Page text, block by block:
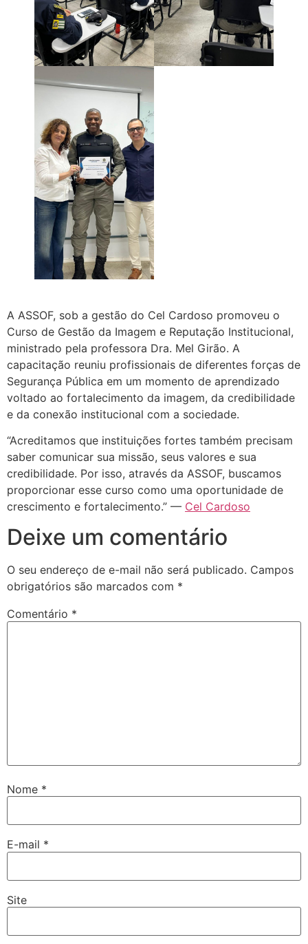
A ASSOF, sob a gestão do Cel Cardoso promoveu o
Curso de Gestão da Imagem e Reputação Institucional,
ministrado pela professora Dra. Mel Girão. A
capacitação reuniu profissionais de diferentes forças de
Segurança Pública em um momento de aprendizado
voltado ao fortalecimento da imagem, da credibilidade
e da conexão institucional com a sociedade.
“Acreditamos que instituições fortes também precisam
saber comunicar sua missão, seus valores e sua
credibilidade. Por isso, através da ASSOF, buscamos
proporcionar esse curso como uma oportunidade de
crescimento e fortalecimento.” — Cel Cardoso
Deixe um comentário
O seu endereço de e-mail não será publicado. Campos
obrigatórios são marcados com *
Comentário *
Nome *
E-mail *
Site